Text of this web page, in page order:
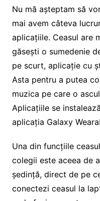
Nu mă așteptam să
mai avem câteva
aplicațiile. Ceasul are
găsești o sumedenie
pe scurt, aplicație cu
Asta pentru a putea
muzica pe care o
Aplicațiile se
aplicația Galaxy
Una din funcțiile
colegii este aceea de
ședință, direct de pe
conectezi ceasul la